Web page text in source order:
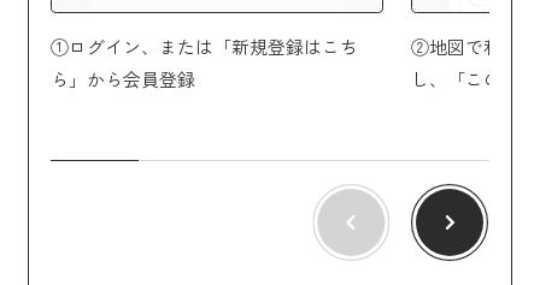
①ログイン、または「新規登録はこち
ら」から会員登録
②地図で利用し
し、「この